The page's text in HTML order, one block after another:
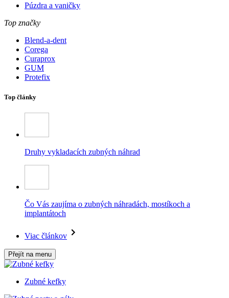
Púzdra a vaničky
Top značky
Blend-a-dent
Corega
Curaprox
GUM
Protefix
Top články
Druhy vykladacích zubných náhrad
Čo Vás zaujíma o zubných náhradách, mostíkoch a
implantátoch
Viac článkov
Přejít na menu
Zubné kefky